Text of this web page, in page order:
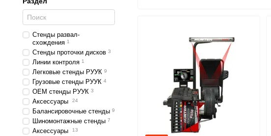
Стенды развал-
схождения 1
Стенды проточки дисков 3
Линии контроля 1
Легковые стенды РУУК 9
Грузовые стенды РУУК 4
OEM стенды РУУК 3
Аксессуары 24
Балансировочные стенды 9
Шиномонтажные стенды 7
Аксессуары 13